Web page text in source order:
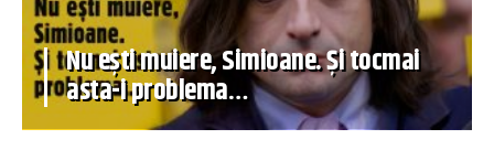
Nu ești muiere, Simioane. Și tocmai
asta-i problema…